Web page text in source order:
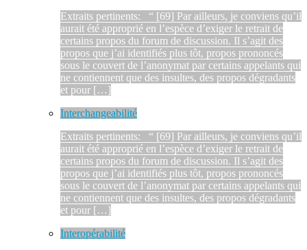
Extraits pertinents: “ [69] Par ailleurs, je conviens qu’il
aurait été approprié en l’espèce d’exiger le retrait de
certains propos du forum de discussion. Il s’agit des
propos que j’ai identifiés plus tôt, propos prononcés
sous le couvert de l’anonymat par certains appelants qui
ne contiennent que des insultes, des propos dégradants
et pour […]
Interchangeabilité
Extraits pertinents: “ [69] Par ailleurs, je conviens qu’il
aurait été approprié en l’espèce d’exiger le retrait de
certains propos du forum de discussion. Il s’agit des
propos que j’ai identifiés plus tôt, propos prononcés
sous le couvert de l’anonymat par certains appelants qui
ne contiennent que des insultes, des propos dégradants
et pour […]
Interopérabilité